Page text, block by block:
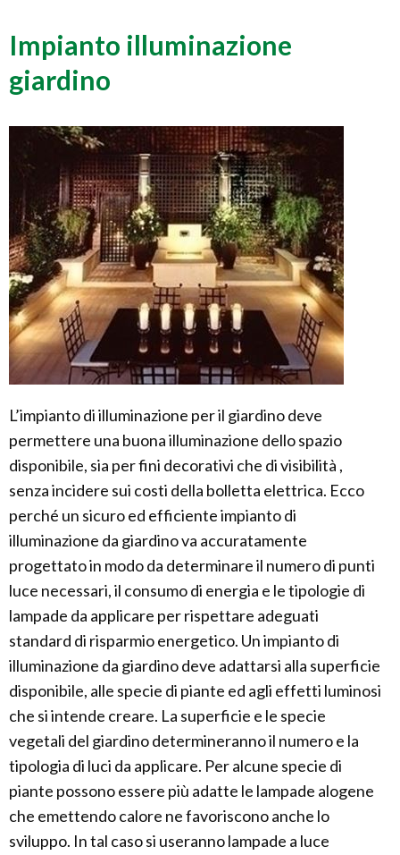
Impianto illuminazione
giardino
L’impianto di illuminazione per il giardino deve
permettere una buona illuminazione dello spazio
disponibile, sia per fini decorativi che di visibilità ,
senza incidere sui costi della bolletta elettrica. Ecco
perché un sicuro ed efficiente impianto di
illuminazione da giardino va accuratamente
progettato in modo da determinare il numero di punti
luce necessari, il consumo di energia e le tipologie di
lampade da applicare per rispettare adeguati
standard di risparmio energetico. Un impianto di
illuminazione da giardino deve adattarsi alla superficie
disponibile, alle specie di piante ed agli effetti luminosi
che si intende creare. La superficie e le specie
vegetali del giardino determineranno il numero e la
tipologia di luci da applicare. Per alcune specie di
piante possono essere più adatte le lampade alogene
che emettendo calore ne favoriscono anche lo
sviluppo. In tal caso si useranno lampade a luce